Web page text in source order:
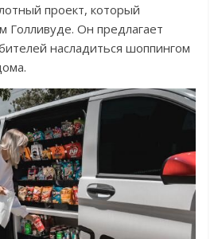
проект, который
Голливуде. Он предлагает
насладиться шоппингом